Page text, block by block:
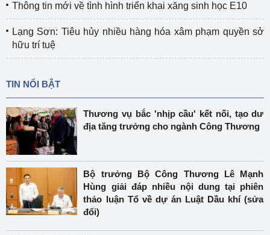
Thông tin mới về tình hình triển khai xăng sinh học E10
Lạng Sơn: Tiêu hủy nhiều hàng hóa xâm phạm quyền sở
hữu trí tuệ
TIN NỔI BẬT
Thương vụ bắc 'nhịp cầu' kết nối, tạo dư
địa tăng trưởng cho ngành Công Thương
Bộ trưởng Bộ Công Thương Lê Mạnh
Hùng giải đáp nhiều nội dung tại phiên
thảo luận Tổ về dự án Luật Dầu khí (sửa
đổi)